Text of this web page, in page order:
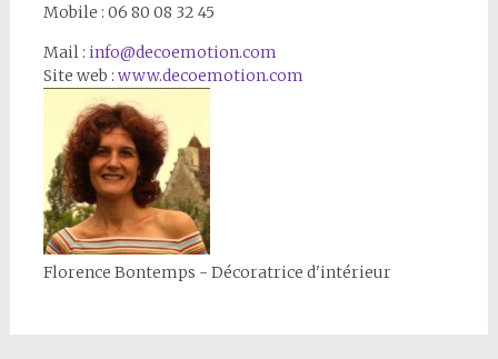
Mobile : 06 80 08 32 45
Mail : info@decoemotion.com
Site web : www.decoemotion.com
Florence Bontemps - Décoratrice d'intérieur